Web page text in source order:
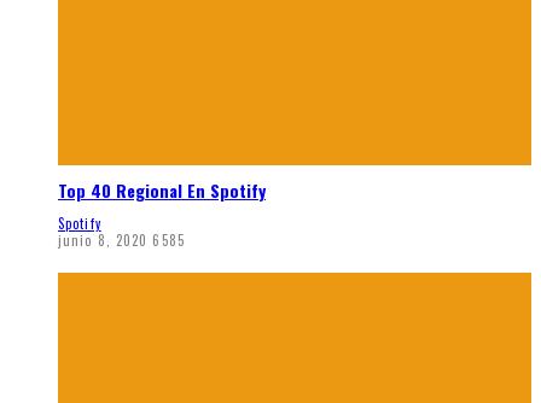
Top 40 Regional En Spotify
Spotify
junio 8, 2020 6585